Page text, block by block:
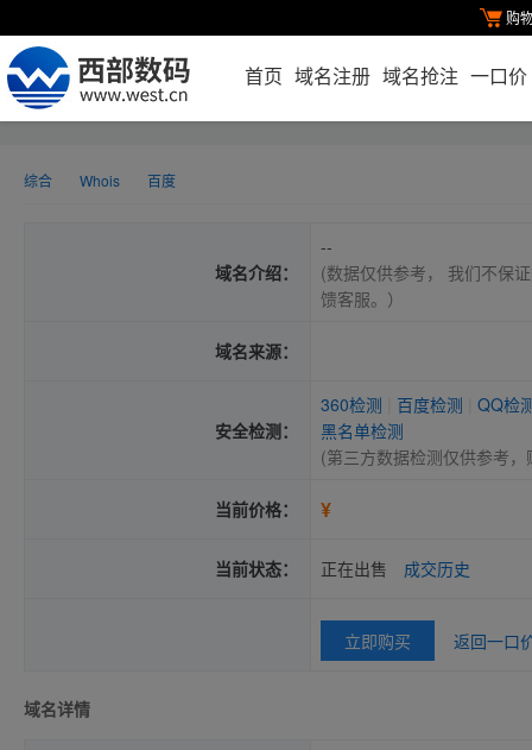
购
首页 域名注册 域名抢注 一口价
综合 Whois 百度
域名介绍：
--
(数据仅供参考， 我们不保
馈客服。）
域名来源：
安全检测：
360检测 百度检测
QQ检
黑名单检测
(第三方数据检测仅供参考
当前价格： ¥
当前状态： 正在出售 成交历史
立即购买 返回一口
域名详情